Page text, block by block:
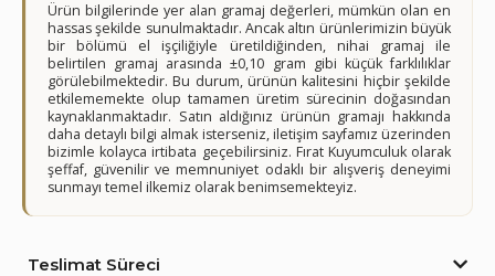
Ürün bilgilerinde yer alan gramaj değerleri, mümkün olan en
hassas şekilde sunulmaktadır. Ancak altın ürünlerimizin büyük
bir bölümü el işçiliğiyle üretildiğinden, nihai gramaj ile
belirtilen gramaj arasında ±0,10 gram gibi küçük farklılıklar
görülebilmektedir. Bu durum, ürünün kalitesini hiçbir şekilde
etkilememekte olup tamamen üretim sürecinin doğasından
kaynaklanmaktadır. Satın aldığınız ürünün gramajı hakkında
daha detaylı bilgi almak isterseniz, iletişim sayfamız üzerinden
bizimle kolayca irtibata geçebilirsiniz. Fırat Kuyumculuk olarak
şeffaf, güvenilir ve memnuniyet odaklı bir alışveriş deneyimi
sunmayı temel ilkemiz olarak benimsemekteyiz.
Teslimat Süreci